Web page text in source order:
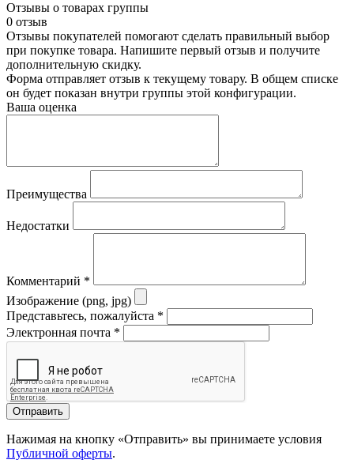
Отзывы о товарах группы
0 отзыв
Отзывы покупателей помогают сделать правильный выбор
при покупке товара. Напишите первый отзыв и получите
дополнительную скидку.
Форма отправляет отзыв к текущему товару. В общем списке
он будет показан внутри группы этой конфигурации.
Ваша оценка
Преимущества
Недостатки
Комментарий *
Изображение (png, jpg)
Представьтесь, пожалуйста *
Электронная почта *
Отправить
Нажимая на кнопку «Отправить» вы принимаете условия
Публичной оферты.